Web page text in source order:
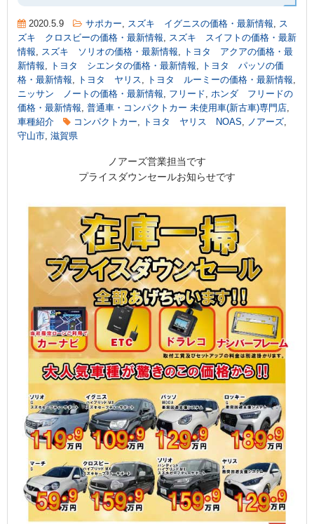
2020.5.9 サポカー スズキ イグニスの価格・最新情報
ス
ズキ クロスビーの価格・最新情報
スズキ スイフトの価格・最新
情報
スズキ ソリオの価格・最新情報
トヨタ アクアの価格・最
新情報
トヨタ シエンタの価格・最新情報
トヨタ パッソの価
格・最新情報
トヨタ ヤリス トヨタ ルーミーの価格・最新情報
ニッサン ノートの価格・最新情報
フリード
ホンダ フリードの
価格・最新情報
普通車・コンパクトカー 未使用車(新古車)専門店
車種紹介
コンパクトカー トヨタ ヤリス NOAS ノアーズ
守山市 滋賀県
ノアーズ営業担当です
プライスダウンセールお知らせです